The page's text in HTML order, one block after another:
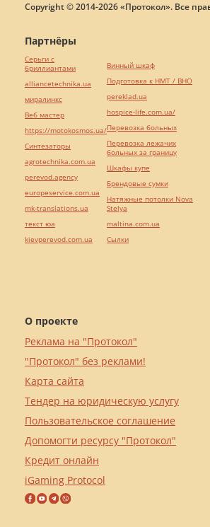
Copyright © 2014-2026 «Протокол». Все
О проекте
Реклама на "Протокол"
"Протокол" без реклами!
Карта сайта
Тендер на юридическую услугу
Пользовательское соглашение
Допомогти ресурсу "Протокол"
Кредит онлайн
iGaming Protocol
Партнёры
Серьги с
бриллиантами
alliancetechnika.ua
миралинкс
Веб мастер
https://motokosmos.ua/
Синтезаторы
agrotechnika.com.ua
perevod.agency
europeservice.com.ua
mk-translations.ua
текст юа
kievperevod.com.ua
Винный шкаф
Подготовка к НМТ / ВНО
pereklad.ua
hospice-life.com.ua/
Перевозка больных
Перевозка лежачих
больных за границу
Шкафы купе
Брендовые сумки
Натяжные потолки Nova
Stelya
maltina.com.ua
Cылки